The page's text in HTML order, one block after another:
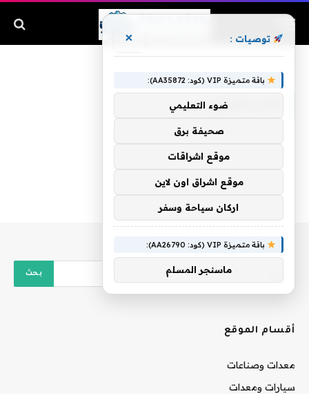
كاس الرئيس
أقسام الموقع
معدات وصناعات
سيارات ومعدات
توصيات : ×
باقة متميزة VIP (كود: AA35872):
ضوء التعليمي
صحيفة برق
موقع اشراقات
موقع اشراق اون لاين
اركان سياحة وسفر
باقة متميزة VIP (كود: AA26790):
ماسنجر المسلم